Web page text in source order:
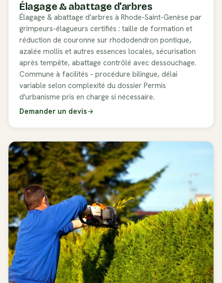
Élagage & abattage d'arbres
Élagage & abattage d'arbres à Rhode-Saint-Genèse par
grimpeurs-élagueurs certifiés : taille de formation et
réduction de couronne sur rhododendron pontique,
azalée mollis et autres essences locales, sécurisation
après tempête, abattage contrôlé avec dessouchage.
Commune à facilités - procédure bilingue, délai
variable selon complexité du dossier Permis
d'urbanisme pris en charge si nécessaire.
Demander un devis